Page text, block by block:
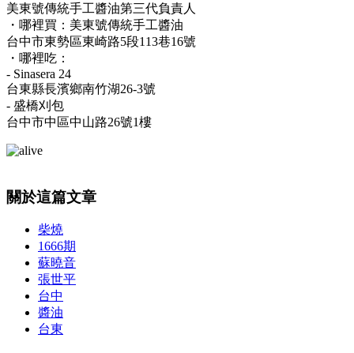
美東號傳統手工醬油第三代負責人
・哪裡買：美東號傳統手工醬油
台中市東勢區東崎路5段113巷16號
・哪裡吃：
- Sinasera 24
台東縣長濱鄉南竹湖26-3號
- 盛橋刈包
台中市中區中山路26號1樓
關於這篇文章
柴燒
1666期
蘇曉音
張世平
台中
醬油
台東